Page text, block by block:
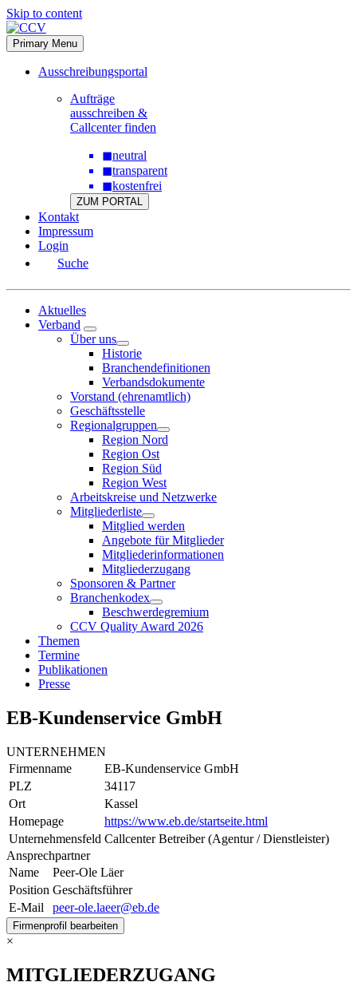
Skip to content
Primary Menu
Ausschreibungsportal
Aufträge
ausschreiben &
Callcenter finden
◼neutral
◼transparent
◼kostenfrei
ZUM PORTAL
Kontakt
Impressum
Login
Suche
Aktuelles
Verband
Über uns
Historie
Branchendefinitionen
Verbandsdokumente
Vorstand (ehrenamtlich)
Geschäftsstelle
Regionalgruppen
Region Nord
Region Ost
Region Süd
Region West
Arbeitskreise und Netzwerke
Mitgliederliste
Mitglied werden
Angebote für Mitglieder
Mitgliederinformationen
Mitgliederzugang
Sponsoren & Partner
Branchenkodex
Beschwerdegremium
CCV Quality Award 2026
Themen
Termine
Publikationen
Presse
EB-Kundenservice GmbH
UNTERNEHMEN
Firmenname
EB-Kundenservice GmbH
PLZ
34117
Ort
Kassel
Homepage
https://www.eb.de/startseite.html
Unternehmensfeld Callcenter Betreiber (Agentur / Dienstleister)
Ansprechpartner
Name
Peer-Ole Läer
Position Geschäftsführer
E-Mail
peer-ole.laeer@eb.de
Firmenprofil bearbeiten
×
MITGLIEDERZUGANG